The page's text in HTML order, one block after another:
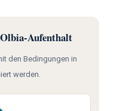
Aufenthalt
den Bedingungen in
werden.